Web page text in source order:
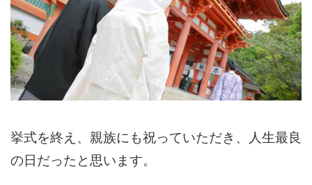
挙式を終え、親族にも祝っていただき、人生最良
の日だったと思います。